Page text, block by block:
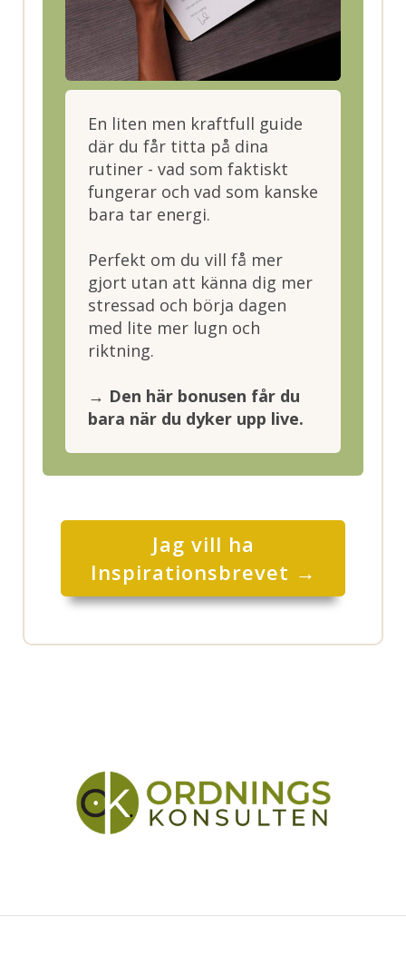
En liten men kraftfull guide
där du får titta på dina
rutiner - vad som faktiskt
fungerar och vad som kanske
bara tar energi.
Perfekt om du vill få mer
gjort utan att känna dig mer
stressad och börja dagen
med lite mer lugn och
riktning.
→ Den här bonusen får du
bara när du dyker upp live.
Jag vill ha
Inspirationsbrevet →